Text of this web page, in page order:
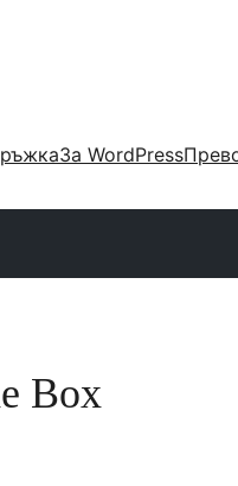
За WordPress
Box